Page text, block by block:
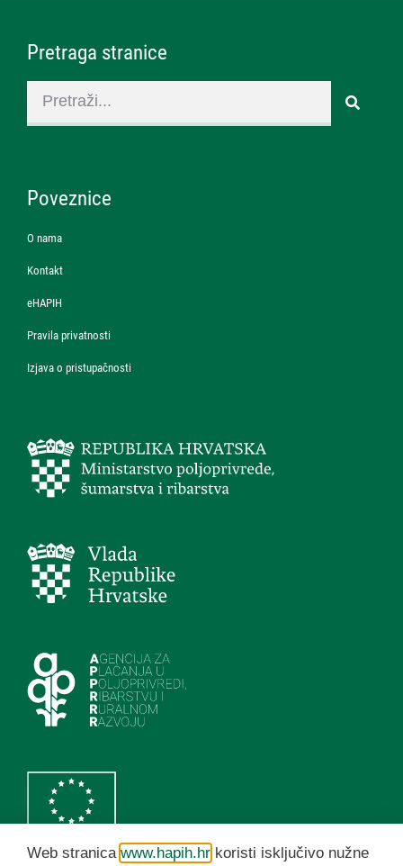
Pretraga stranice
Poveznice
O nama
Kontakt
eHAPIH
Pravila privatnosti
Izjava o pristupačnosti
Web stranica www.hapih.hr koristi isključivo nužne